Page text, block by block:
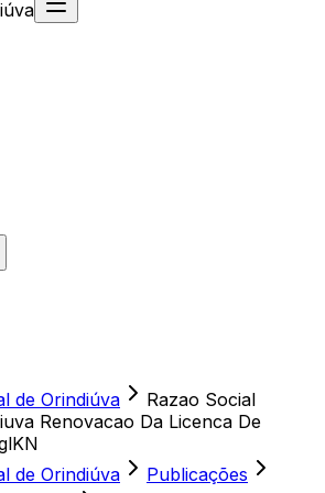
de Orindiúva
Razao Social
Renovacao Da Licenca De
de Orindiúva
Publicações